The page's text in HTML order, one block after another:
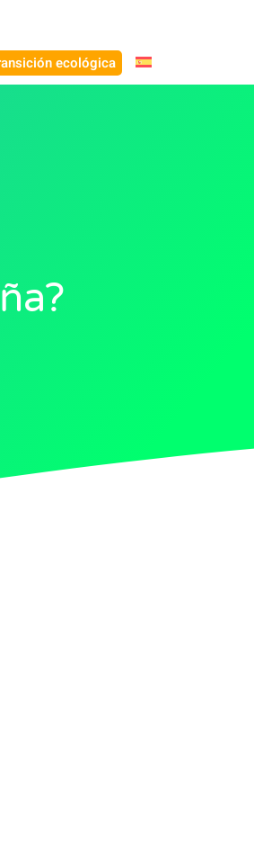
ecológica